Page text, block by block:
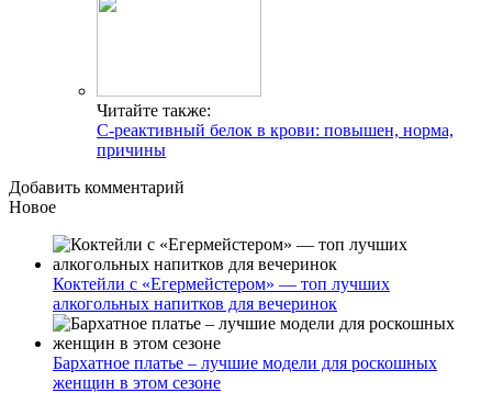
Читайте также:
С-реактивный белок в крови: повышен, норма,
причины
Добавить комментарий
Новое
Коктейли с «Егермейстером» — топ лучших
алкогольных напитков для вечеринок
Бархатное платье – лучшие модели для роскошных
женщин в этом сезоне